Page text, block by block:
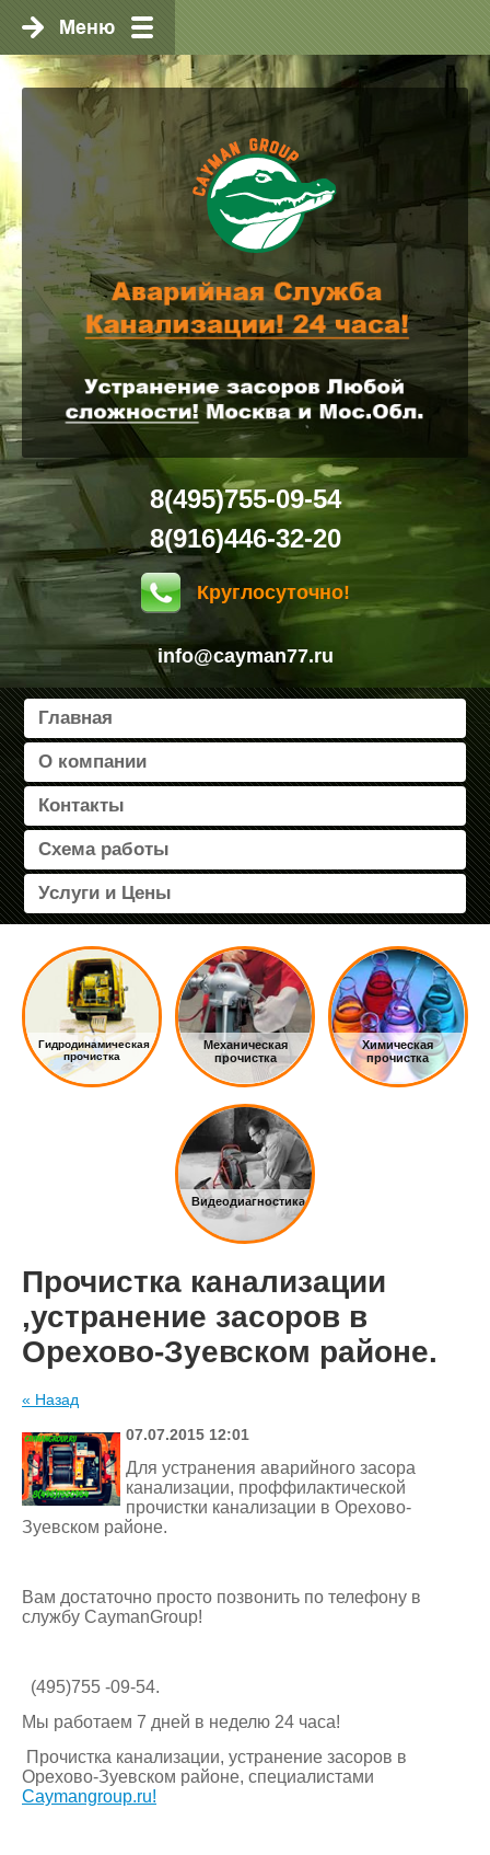
8(495)755-09-54
8(916)446-32-20
Круглосуточно!
info@cayman77.ru
Главная
О компании
Контакты
Схема работы
Услуги и Цены
Гидродинамическая
прочистка
Механическая
прочистка
Химическая
прочистка
Видеодиагностика
Прочистка канализации
,устранение засоров в
Орехово-Зуевском районе.
« Назад
07.07.2015 12:01
Для устранения аварийного засора
канализации, проффилактической
прочистки канализации в Орехово-
Зуевском районе.
Вам достаточно просто позвонить по телефону в
службу CaymanGroup!
(495)755 -09-54.
Мы работаем 7 дней в неделю 24 часа!
Прочистка канализации, устранение засоров в
Орехово-Зуевском районе, специалистами
Caymangroup.ru!